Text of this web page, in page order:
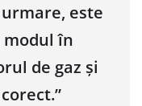
este
în
de gaz și